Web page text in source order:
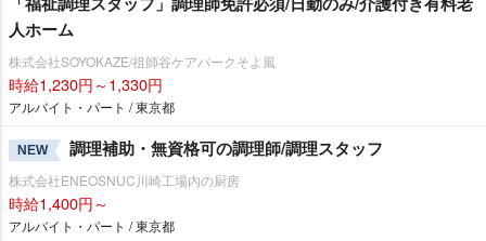
人ホーム
株式会社SOYOKAZE/祖師谷ケアパークそよ風
時給1,230円～1,330円
アルバイト・パート / 東京都
NEW 調理補助・無資格可の調理師/調理スタッフ
株式会社ENEOSNUC川崎工場内の厨房
時給1,400円～
アルバイト・パート / 東京都